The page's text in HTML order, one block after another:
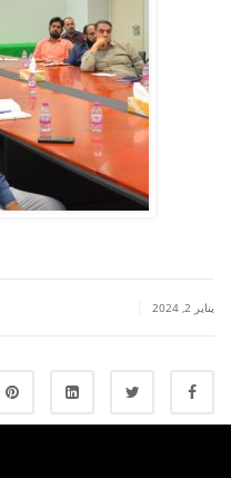
يناير 2, 2024